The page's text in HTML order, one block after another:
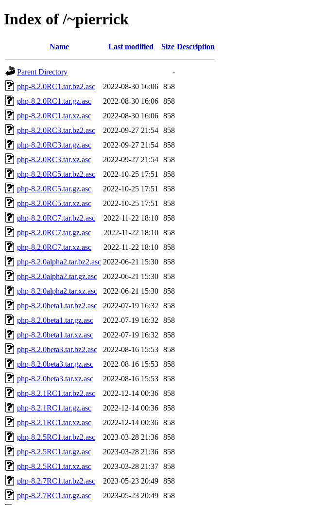
Index of /~pierrick
Name Last modified Size Description
Parent Directory
-
php-8.2.0RC1.tar.bz2.asc
2022-08-30 16:06 858
php-8.2.0RC1.tar.gz.asc
2022-08-30 16:06 858
php-8.2.0RC1.tar.xz.asc
2022-08-30 16:06 858
php-8.2.0RC3.tar.bz2.asc
2022-09-27 21:54 858
php-8.2.0RC3.tar.gz.asc
2022-09-27 21:54 858
php-8.2.0RC3.tar.xz.asc
2022-09-27 21:54 858
php-8.2.0RC5.tar.bz2.asc
2022-10-25 17:51
858
php-8.2.0RC5.tar.gz.asc
2022-10-25 17:51
858
php-8.2.0RC5.tar.xz.asc
2022-10-25 17:51
858
php-8.2.0RC7.tar.bz2.asc
2022-11-22 18:10 858
php-8.2.0RC7.tar.gz.asc
2022-11-22 18:10 858
php-8.2.0RC7.tar.xz.asc
2022-11-22 18:10 858
php-8.2.0alpha2.tar.bz2.asc 2022-06-21 15:30 858
php-8.2.0alpha2.tar.gz.asc
2022-06-21 15:30 858
php-8.2.0alpha2.tar.xz.asc
2022-06-21 15:30 858
php-8.2.0beta1.tar.bz2.asc
2022-07-19 16:32
858
php-8.2.0beta1.tar.gz.asc
2022-07-19 16:32
858
php-8.2.0beta1.tar.xz.asc
2022-07-19 16:32
858
php-8.2.0beta3.tar.bz2.asc
2022-08-16 15:53 858
php-8.2.0beta3.tar.gz.asc
2022-08-16 15:53 858
php-8.2.0beta3.tar.xz.asc
2022-08-16 15:53 858
php-8.2.1RC1.tar.bz2.asc
2022-12-14 00:36 858
php-8.2.1RC1.tar.gz.asc
2022-12-14 00:36 858
php-8.2.1RC1.tar.xz.asc
2022-12-14 00:36 858
php-8.2.5RC1.tar.bz2.asc
2023-03-28 21:36 858
php-8.2.5RC1.tar.gz.asc
2023-03-28 21:36 858
php-8.2.5RC1.tar.xz.asc
2023-03-28 21:37 858
php-8.2.7RC1.tar.bz2.asc
2023-05-23 20:49 858
php-8.2.7RC1.tar.gz.asc
2023-05-23 20:49 858